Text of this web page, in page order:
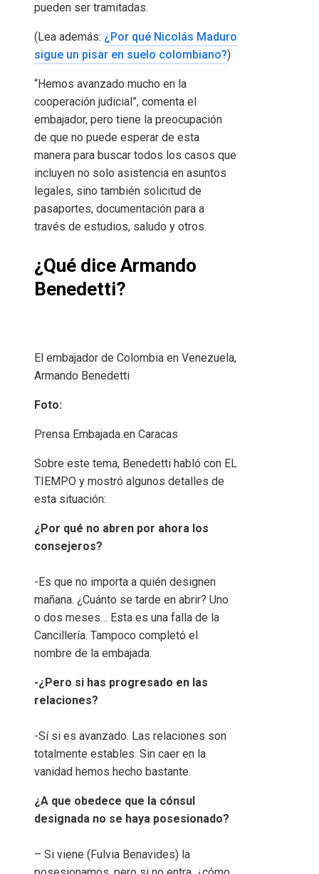
pueden ser tramitadas.
(Lea además: ¿Por qué Nicolás Maduro
sigue un pisar en suelo colombiano?)
“Hemos avanzado mucho en la
cooperación judicial”, comenta el
embajador, pero tiene la preocupación
de que no puede esperar de esta
manera para buscar todos los casos que
incluyen no solo asistencia en asuntos
legales, sino también solicitud de
pasaportes, documentación para a
través de estudios, saludo y otros.
¿Qué dice Armando
Benedetti?
El embajador de Colombia en Venezuela,
Armando Benedetti
Foto:
Prensa Embajada en Caracas
Sobre este tema, Benedetti habló con EL
TIEMPO y mostró algunos detalles de
esta situación:
¿Por qué no abren por ahora los
consejeros?
-Es que no importa a quién designen
mañana. ¿Cuánto se tarde en abrir? Uno
o dos meses… Esta es una falla de la
Cancillería. Tampoco completó el
nombre de la embajada.
-¿Pero si has progresado en las
relaciones?
-Sí si es avanzado. Las relaciones son
totalmente estables. Sin caer en la
vanidad hemos hecho bastante.
¿A que obedece que la cónsul
designada no se haya posesionado?
– Si viene (Fulvia Benavides) la